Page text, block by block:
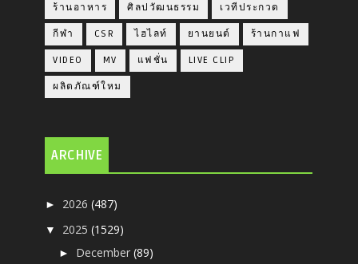
ร้านอาหาร ศิลปวัฒนธรรม เวทีประกวด
กีฬา CSR ไฮไลท์ ยานยนต์ ร้านกาแฟ
VIDEO MV แฟชั่น LIVE CLIP
ผลิตภัณฑ์ใหม
ARCHIVE
► 2026(487)
▼ 2025(1529)
► December(89)